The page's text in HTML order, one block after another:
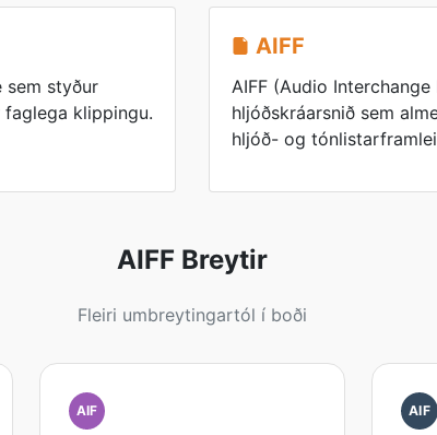
sem styður
klippingu.
AIFF
AIFF (Audio
hljóðskráarsnið sem
hljóð- og
AIFF Breytir
Fleiri umbreytingartól í boði
AIF AIF